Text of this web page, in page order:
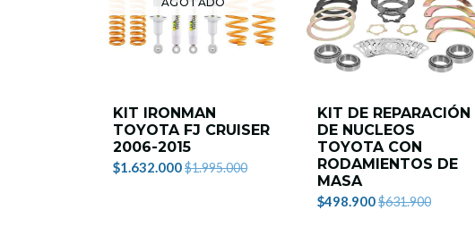
KIT IRONMAN
TOYOTA FJ CRUISER
2006-2015
$1.632.000$1.995.000
KIT DE REPARACIÓN
DE NUCLEOS
TOYOTA CON
RODAMIENTOS DE
MASA
$498.900$631.900